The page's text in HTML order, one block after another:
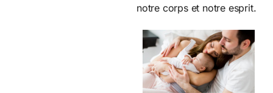
notre corps et notre esprit.